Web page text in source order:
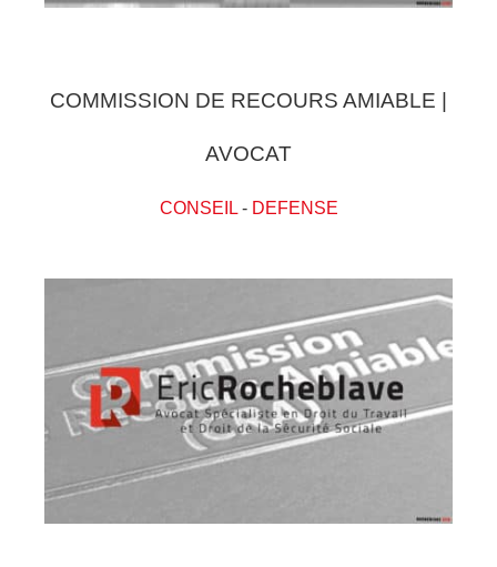
COMMISSION DE RECOURS AMIABLE |
AVOCAT
CONSEIL- DEFENSE